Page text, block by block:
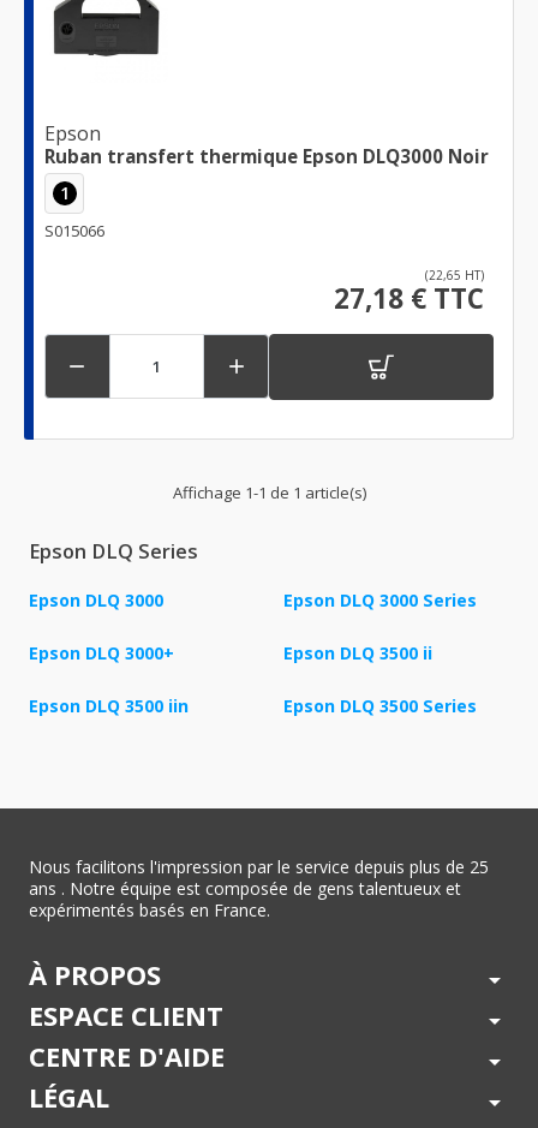
Epson
Ruban transfert thermique Epson DLQ3000 Noir
1
S015066
(22,65 HT)
27,18 € TTC
 
Affichage 1-1 de 1 article(s)
Epson DLQ Series
Epson DLQ 3000 Epson DLQ 3000 Series
Epson DLQ 3000+ Epson DLQ 3500 ii
Epson DLQ 3500 iin Epson DLQ 3500 Series
Nous facilitons l'impression par le service depuis plus de 25
ans . Notre équipe est composée de gens talentueux et
expérimentés basés en France.
À PROPOS arrow_drop_down
ESPACE CLIENT arrow_drop_down
CENTRE D'AIDE arrow_drop_down
LÉGAL arrow_drop_down